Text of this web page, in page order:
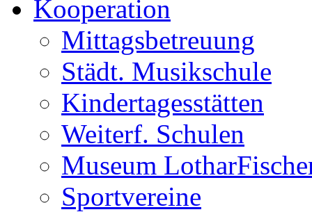
Kooperation
Mittagsbetreuung
Städt. Musikschule
Kindertagesstätten
Weiterf. Schulen
Museum
Sportvereine